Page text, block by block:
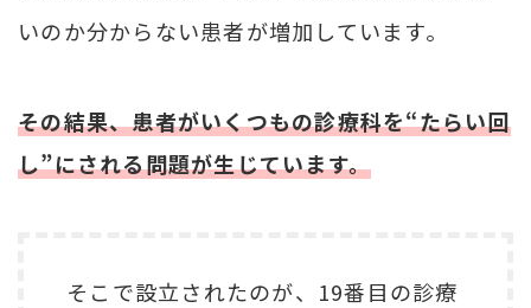
いのか分からない患者が増加しています。
その結果、患者がいくつもの診療科を“たらい回
し”にされる問題が生じています。
そこで設立されたのが、19番目の診療